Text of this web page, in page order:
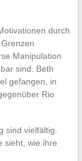
durch
Manipulation
sind. Beth
gefangen, in
Rio
sind vielfältig.
sieht, wie ihre